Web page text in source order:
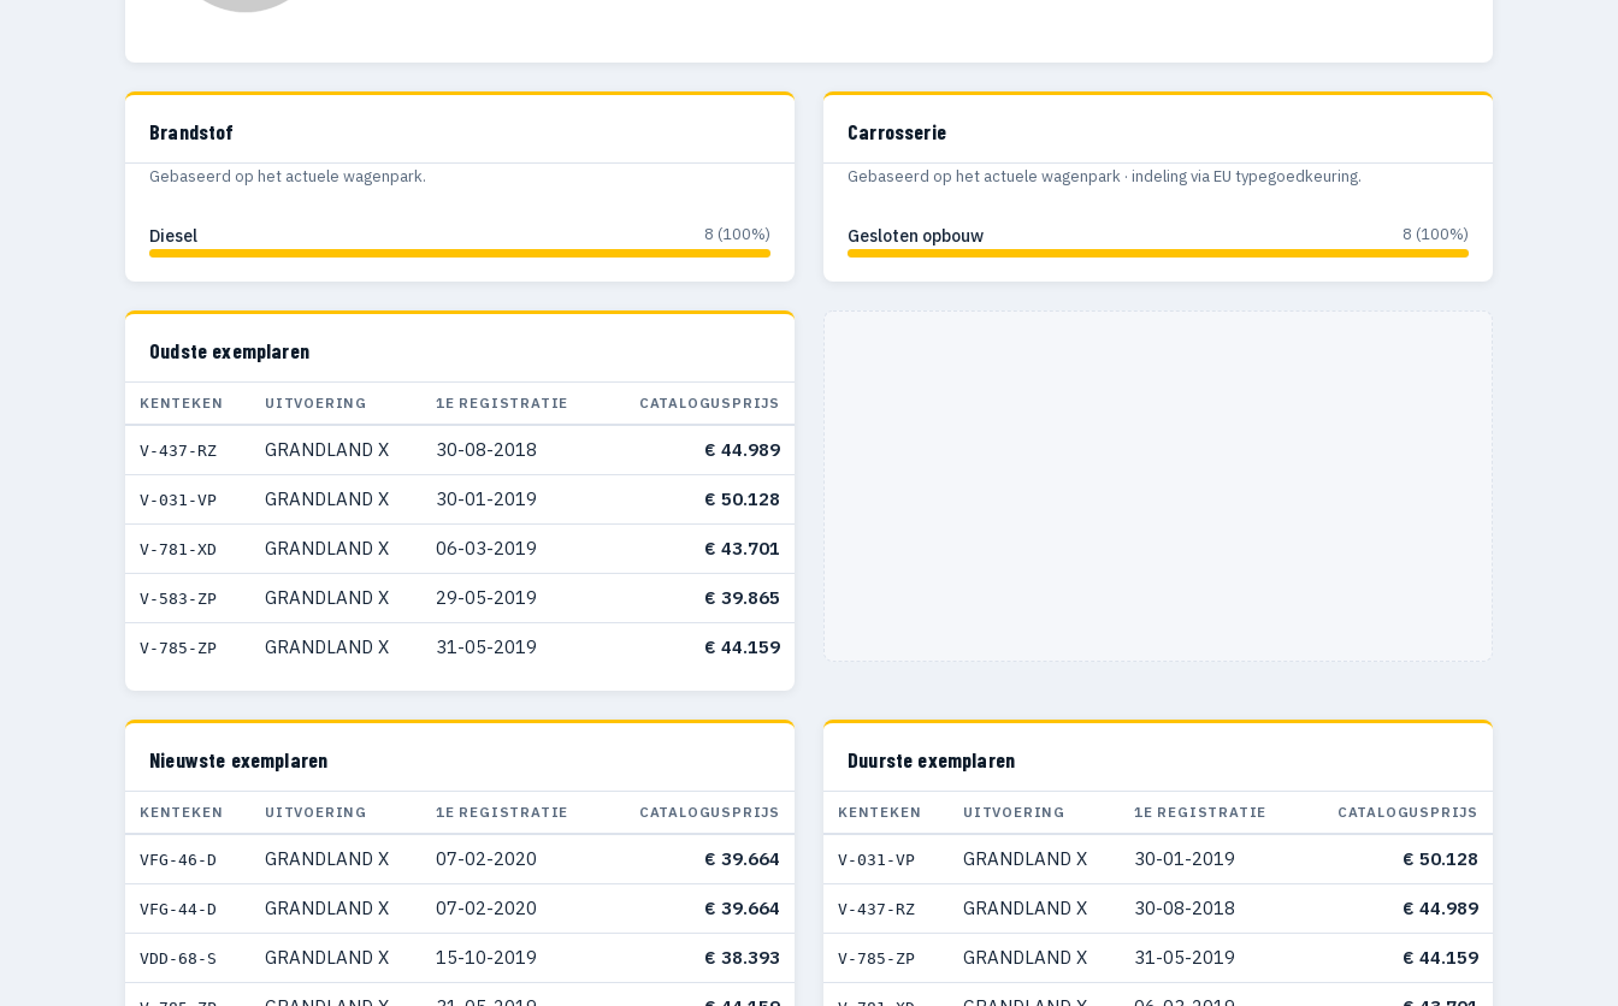
Brandstof
Gebaseerd op het actuele wagenpark.
Diesel 8 (100%)
Carrosserie
Gebaseerd op het actuele wagenpark · indeling via EU typegoedkeuring.
Gesloten opbouw 8 (100%)
Oudste exemplaren
KENTEKEN UITVOERING 1E REGISTRATIE CATALOGUSPRIJS
V-437-RZ GRANDLAND X 30-08-2018 € 44.989
V-031-VP GRANDLAND X 30-01-2019 € 50.128
V-781-XD GRANDLAND X 06-03-2019 € 43.701
V-583-ZP GRANDLAND X 29-05-2019 € 39.865
V-785-ZP GRANDLAND X 31-05-2019 € 44.159
Nieuwste exemplaren
KENTEKEN UITVOERING 1E REGISTRATIE CATALOGUSPRIJS
VFG-46-D GRANDLAND X 07-02-2020 € 39.664
VFG-44-D GRANDLAND X 07-02-2020 € 39.664
VDD-68-S GRANDLAND X 15-10-2019 € 38.393
Duurste exemplaren
KENTEKEN UITVOERING 1E REGISTRATIE CATALOGUSPRIJS
V-031-VP GRANDLAND X 30-01-2019 € 50.128
V-437-RZ GRANDLAND X 30-08-2018 € 44.989
V-785-ZP GRANDLAND X 31-05-2019 € 44.159